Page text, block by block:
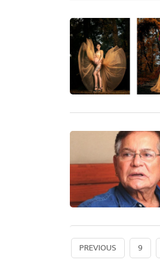
PREVIOUS 9